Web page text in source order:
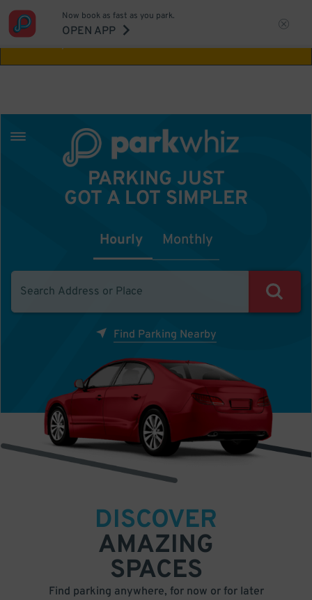
Aw Shucks!
Now book as fast as you park.
OPEN APP
PARKING JUST
GOT A LOT SIMPLER
Hourly Monthly
Find Parking Nearby
DISCOVER
AMAZING
SPACES
Find parking anywhere, for now or for later